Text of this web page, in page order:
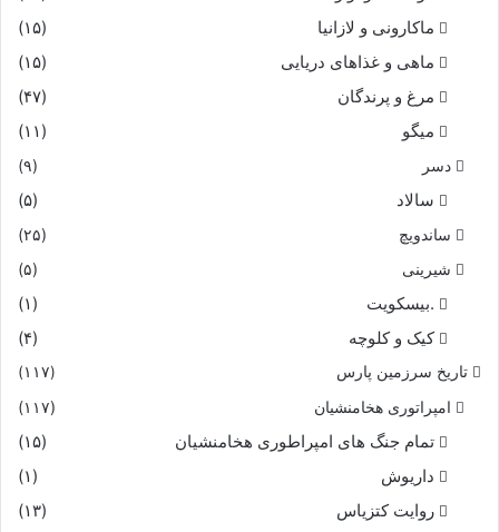
ماکارونی و لازانیا
(۱۵)
ماهی و غذاهای دریایی
(۱۵)
مرغ و پرندگان
(۴۷)
میگو
(۱۱)
دسر (۹)
سالاد (۵)
ساندویچ
(۲۵)
شیرینی
(۵)
.بیسکویت
(۱)
کیک و کلوچه
(۴)
تاریخ سرزمین پارس (۱۱۷)
امپراتوری هخامنشیان (۱۱۷)
تمام جنگ های امپراطوری هخامنشیان
(۱۵)
داریوش
(۱)
روایت کتزیاس
(۱۳)